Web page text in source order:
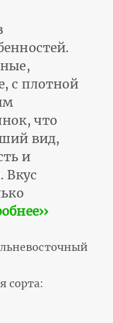
с плотной
что
вид,
и
Вкус
сорта: